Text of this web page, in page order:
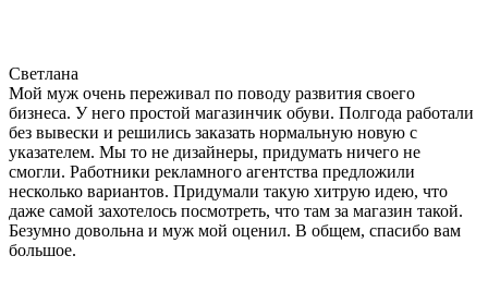
Светлана
Мой муж очень переживал по поводу развития своего
бизнеса. У него простой магазинчик обуви. Полгода работали
без вывески и решились заказать нормальную новую с
указателем. Мы то не дизайнеры, придумать ничего не
смогли. Работники рекламного агентства предложили
несколько вариантов. Придумали такую хитрую идею, что
даже самой захотелось посмотреть, что там за магазин такой.
Безумно довольна и муж мой оценил. В общем, спасибо вам
большое.